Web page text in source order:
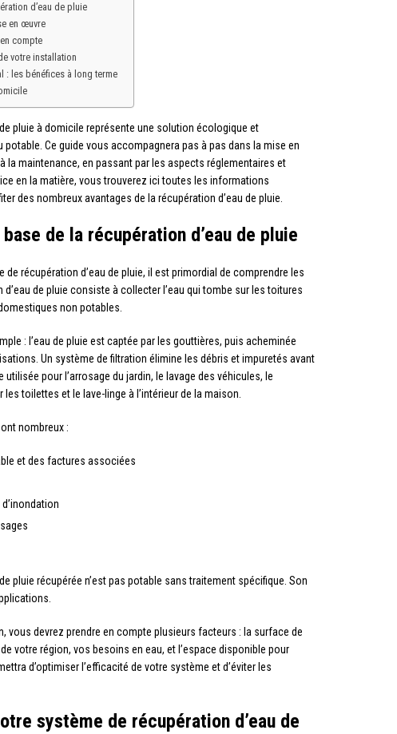
d’eau de pluie
en œuvre
compte
votre installation
: les bénéfices à long terme
pluie à domicile représente une solution écologique et
Ce guide vous accompagnera pas à pas dans la mise en
maintenance, en passant par les aspects réglementaires et
en la matière, vous trouverez ici toutes les informations
des nombreux avantages de la récupération d’eau de pluie.
de la récupération d’eau de pluie
de récupération d’eau de pluie, il est primordial de comprendre les
de pluie consiste à collecter l’eau qui tombe sur les toitures
non potables.
: l’eau de pluie est captée par les gouttières, puis acheminée
Un système de filtration élimine les débris et impuretés avant
pour l’arrosage du jardin, le lavage des véhicules, le
toilettes et le lave-linge à l’intérieur de la maison.
nombreux :
et des factures associées
pluie récupérée n’est pas potable sans traitement spécifique. Son
vous devrez prendre en compte plusieurs facteurs : la surface de
votre région, vos besoins en eau, et l’espace disponible pour
d’optimiser l’efficacité de votre système et d’éviter les
système de récupération d’eau de